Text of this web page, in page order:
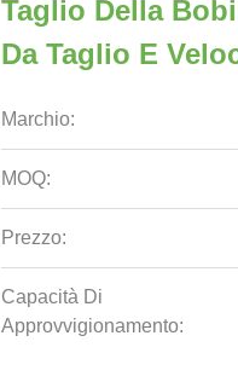
Taglio Della
Da Taglio E
Marchio:
MOQ:
Prezzo:
Capacità Di
Approvvigionamento: